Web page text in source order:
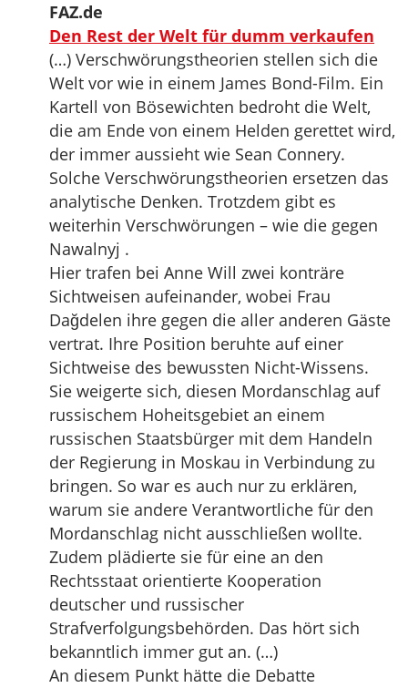
FAZ.de
Den Rest der Welt für dumm verkaufen
(…) Verschwörungstheorien stellen sich die
Welt vor wie in einem James Bond-Film. Ein
Kartell von Bösewichten bedroht die Welt,
die am Ende von einem Helden gerettet wird,
der immer aussieht wie Sean Connery.
Solche Verschwörungstheorien ersetzen das
analytische Denken. Trotzdem gibt es
weiterhin Verschwörungen – wie die gegen
Nawalnyj .
Hier trafen bei Anne Will zwei konträre
Sichtweisen aufeinander, wobei Frau
Dağdelen ihre gegen die aller anderen Gäste
vertrat. Ihre Position beruhte auf einer
Sichtweise des bewussten Nicht-Wissens.
Sie weigerte sich, diesen Mordanschlag auf
russischem Hoheitsgebiet an einem
russischen Staatsbürger mit dem Handeln
der Regierung in Moskau in Verbindung zu
bringen. So war es auch nur zu erklären,
warum sie andere Verantwortliche für den
Mordanschlag nicht ausschließen wollte.
Zudem plädierte sie für eine an den
Rechtsstaat orientierte Kooperation
deutscher und russischer
Strafverfolgungsbehörden. Das hört sich
bekanntlich immer gut an. (…)
An diesem Punkt hätte die Debatte